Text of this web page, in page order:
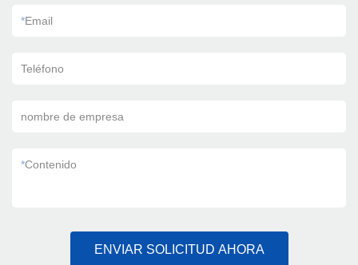
*Email
Teléfono
nombre de empresa
*Contenido
ENVIAR SOLICITUD AHORA